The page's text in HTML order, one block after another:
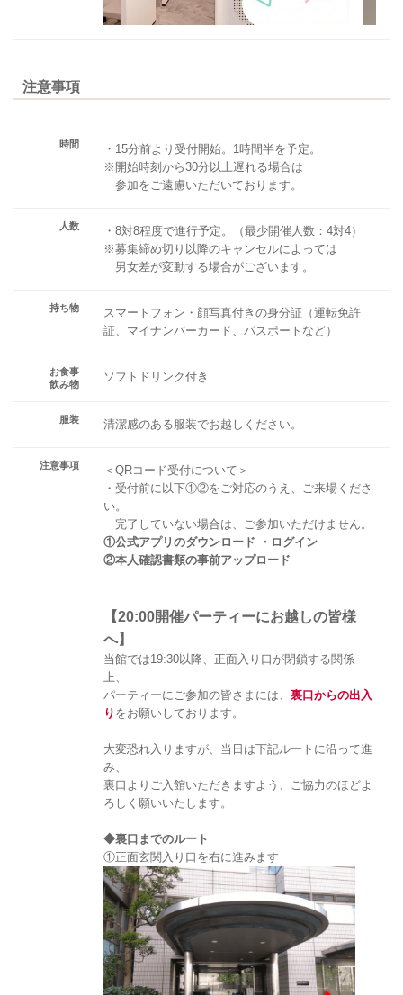
注意事項
時間
・15分前より受付開始。1時間半を予定。
※開始時刻から30分以上遅れる場合は
参加をご遠慮いただいております。
人数
・8対8程度で進行予定。（最少開催人数：4対4）
※募集締め切り以降のキャンセルによっては
男女差が変動する場合がございます。
持ち物
スマートフォン・顔写真付きの身分証（運転免許
証、マイナンバーカード、パスポートなど）
お食事
飲み物
ソフトドリンク付き
服装 清潔感のある服装でお越しください。
注意事項
＜QRコード受付について＞
・受付前に以下①②をご対応のうえ、ご来場くださ
い。
完了していない場合は、ご参加いただけません。
①公式アプリのダウンロード ・ログイン
②本人確認書類の事前アップロード
【20:00開催パーティーにお越しの皆様
へ】
当館では19:30以降、正面入り口が閉鎖する関係
上、
パーティーにご参加の皆さまには、 裏口からの出入
り をお願いしております。
大変恐れ入りますが、当日は下記ルートに沿って進
み、
裏口よりご入館いただきますよう、ご協力のほどよ
ろしく願いいたします。
◆裏口までのルート
①正面玄関入り口を右に進みます